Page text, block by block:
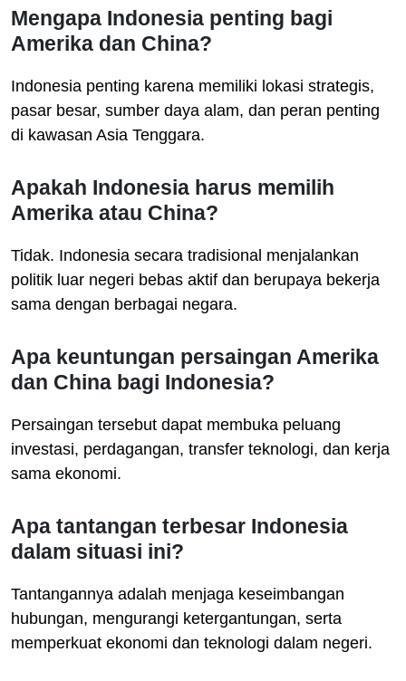
Mengapa Indonesia penting bagi
Amerika dan China?
Indonesia penting karena memiliki lokasi strategis,
pasar besar, sumber daya alam, dan peran penting
di kawasan Asia Tenggara.
Apakah Indonesia harus memilih
Amerika atau China?
Tidak. Indonesia secara tradisional menjalankan
politik luar negeri bebas aktif dan berupaya bekerja
sama dengan berbagai negara.
Apa keuntungan persaingan Amerika
dan China bagi Indonesia?
Persaingan tersebut dapat membuka peluang
investasi, perdagangan, transfer teknologi, dan kerja
sama ekonomi.
Apa tantangan terbesar Indonesia
dalam situasi ini?
Tantangannya adalah menjaga keseimbangan
hubungan, mengurangi ketergantungan, serta
memperkuat ekonomi dan teknologi dalam negeri.